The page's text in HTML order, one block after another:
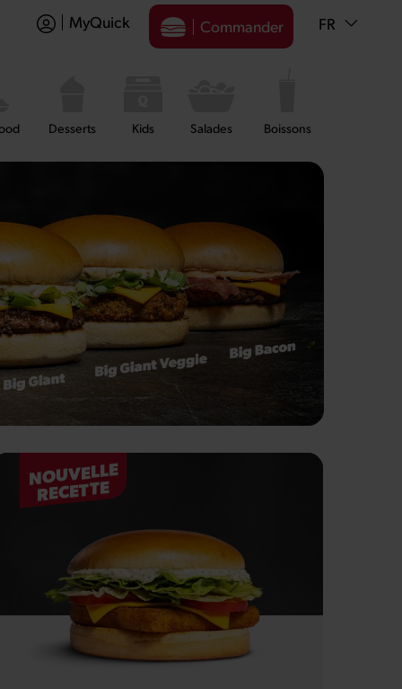
MyQuick Commander FR
Desserts Kids Salades Boissons
NOUVELLE
RECETTE